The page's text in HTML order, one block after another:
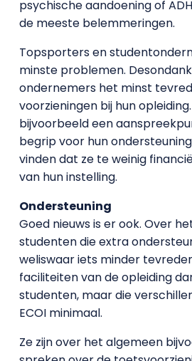
psychische aandoening of
de meeste belemmeringen.
Topsporters en
minste problemen.
ondernemers het minst
voorzieningen bij hun
bijvoorbeeld een
begrip voor hun
vinden dat ze te weinig
van hun instelling.
Ondersteuning
Goed nieuws is er ook. Over
studenten die extra
weliswaar iets minder
faciliteiten van de opleiding
studenten, maar die
ECOI minimaal.
Ze zijn over het algemeen